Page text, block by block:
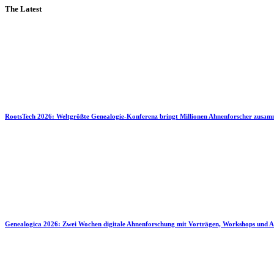
The Latest
RootsTech 2026: Weltgrößte Genealogie-Konferenz bringt Millionen Ahnenforscher
Genealogica 2026: Zwei Wochen digitale Ahnenforschung mit Vorträgen, Workshops und